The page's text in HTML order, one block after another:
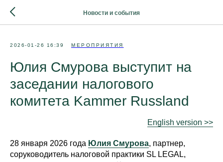
Новости и события
2026-01-26 16:39 МЕРОПРИЯТИЯ
Юлия Смурова выступит на
заседании налогового
комитета Kammer Russland
English version >>
28 января 2026 года Юлия Смурова, партнер,
соруководитель налоговой практики SL LEGAL,